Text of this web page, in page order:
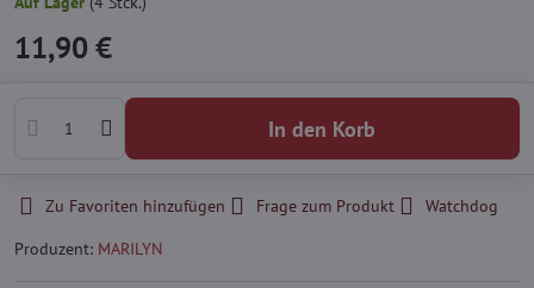
11,90 €
In den Korb
Zu Favoriten hinzufügen Frage zum Produkt
Watchdog
Produzent: MARILYN